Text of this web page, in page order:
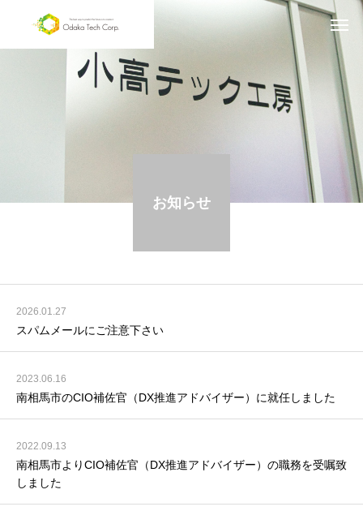
お知らせ
2026.01.27
スパムメールにご注意下さい
2023.06.16
南相馬市のCIO補佐官（DX推進アドバイザー）に就任しました
2022.09.13
南相馬市よりCIO補佐官（DX推進アドバイザー）の職務を受嘱致
しました